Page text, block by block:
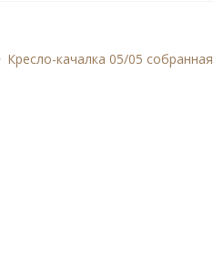
Предыдущая
Кресло-качалка 05/05 собранная